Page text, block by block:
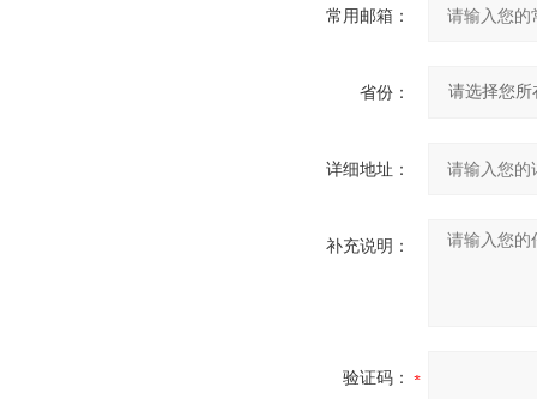
常用邮箱：
省份：
详细地址：
补充说明：
验证码：